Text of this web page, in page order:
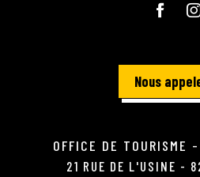
Nous
OFFICE DE
21 RUE DE L'USINE -